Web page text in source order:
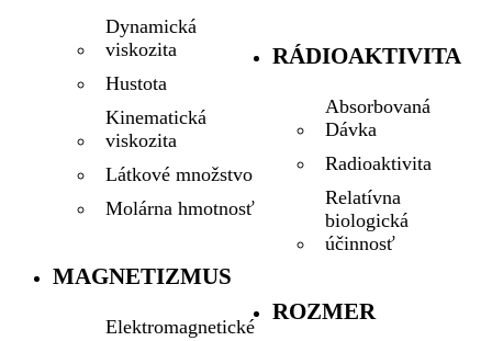
Dynamická
viskozita
Hustota
Kinematická
viskozita
Látkové množstvo
Molárna hmotnosť
MAGNETIZMUS
Elektromagnetické
RÁDIOAKTIVITA
Absorbovaná
Dávka
Radioaktivita
Relatívna
biologická
účinnosť
ROZMER